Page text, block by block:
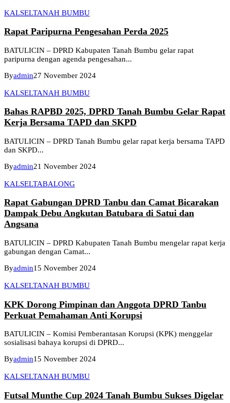
KALSELTANAH BUMBU
Rapat Paripurna Pengesahan Perda 2025
BATULICIN – DPRD Kabupaten Tanah Bumbu gelar rapat
paripurna dengan agenda pengesahan...
Byadmin27 November 2024
KALSELTANAH BUMBU
Bahas RAPBD 2025, DPRD Tanah Bumbu Gelar Rapat
Kerja Bersama TAPD dan SKPD
BATULICIN – DPRD Tanah Bumbu gelar rapat kerja bersama TAPD
dan SKPD...
Byadmin21 November 2024
KALSELTABALONG
Rapat Gabungan DPRD Tanbu dan Camat Bicarakan
Dampak Debu Angkutan Batubara di Satui dan
Angsana
BATULICIN – DPRD Kabupaten Tanah Bumbu mengelar rapat kerja
gabungan dengan Camat...
Byadmin15 November 2024
KALSELTANAH BUMBU
KPK Dorong Pimpinan dan Anggota DPRD Tanbu
Perkuat Pemahaman Anti Korupsi
BATULICIN – Komisi Pemberantasan Korupsi (KPK) menggelar
sosialisasi bahaya korupsi di DPRD...
Byadmin15 November 2024
KALSELTANAH BUMBU
Futsal Munthe Cup 2024 Tanah Bumbu Sukses Digelar